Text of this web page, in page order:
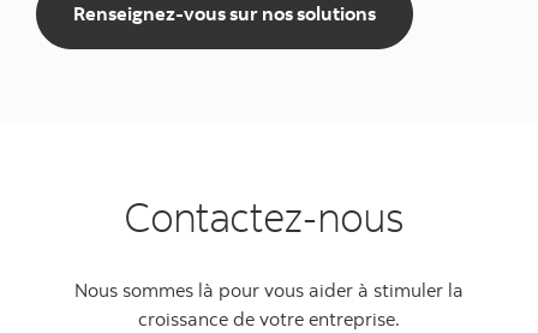
Renseignez-vous sur nos solutions
Contactez-nous
Nous sommes là pour vous aider à stimuler la
croissance de votre entreprise.